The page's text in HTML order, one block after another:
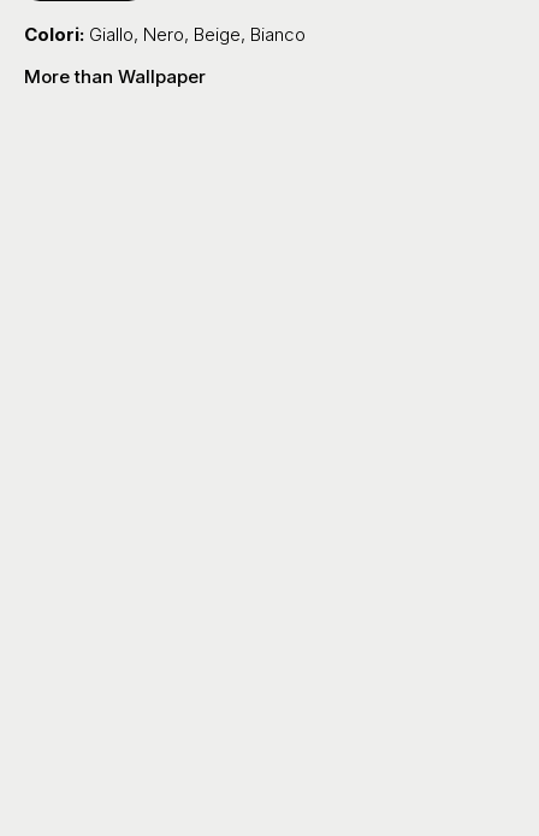
Colori: Giallo, Nero, Beige, Bianco
More than Wallpaper